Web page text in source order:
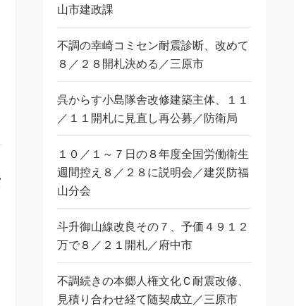
山市建政課
不調の幸崎コミセン耐震診断、改めて
８／２８開札決める／三原市
呉からす小島隊舎改修建築主体、１１
／１１開札に見直し再公募／防衛局
１０／１～７日の８年度全国労働衛生
週間控え８／２８に説明会／建災防福
山分会
斗升御山線改良その７、予価４９１２
万で８／２１開札／府中市
不調続きの本郷人権文化Ｃ耐震改修、
見積り合わせ経て随契成立／三原市